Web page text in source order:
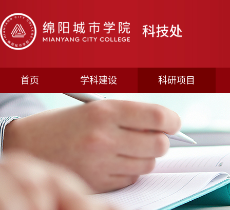
首页 学科建设 科研项目